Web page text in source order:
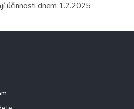
účinnosti dnem 1.2.2025